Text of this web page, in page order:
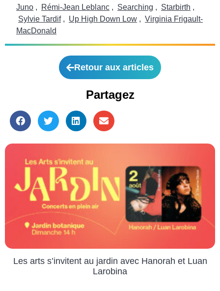
Juno , Rémi-Jean Leblanc , Searching , Starbirth ,
Sylvie Tardif , Up High Down Low , Virginia Frigault-
MacDonald
Retour aux articles
Partagez
Les arts s’invitent au jardin avec Hanorah et Luan
Larobina